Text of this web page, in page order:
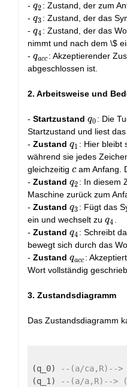
- q_2
q2 : Zustand, der zum
- q_3
q3 : Zustand, der das
- q_4
q4 : Zustand, der das
nimmt und nach dem \$
- q_{acc}
qacc : Akzeptierender
abgeschlossen ist.
2. Arbeitsweise und
- Startzustand q_0
q0 : Die
Startzustand und liest
- Zustand q_1
q1 : Hier bleibt
während sie jedes
gleichzeitig c
cam Anfang.
- Zustand q_2
q2 : In diesem
Maschine zurück zum
- Zustand q_3
q3 : Fügt das
ein und wechselt zu q_4
q4
- Zustand q_4
q4 : Schreibt
bewegt sich durch das
- Zustand q_{acc}
qacc :
Wort vollständig
3. Zustandsdiagramm
Das Zustandsdiagramm
(q_0)
--(a/ca,R)-->
(q_1)
--(a/a,R)-->